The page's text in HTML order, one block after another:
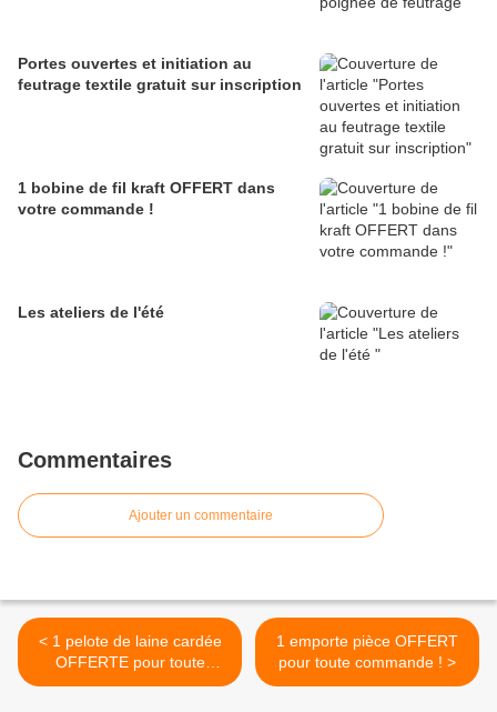
Portes ouvertes et initiation au
feutrage textile gratuit sur inscription
1 bobine de fil kraft OFFERT dans
votre commande !
Les ateliers de l'été
Commentaires
Ajouter un commentaire
< 1 pelote de laine cardée
OFFERTE pour toute
commande passée sur la
1 emporte pièce OFFERT
pour toute commande ! >